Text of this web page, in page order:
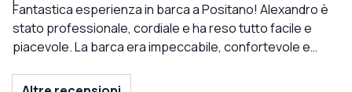
Fantastica esperienza in barca a Positano! Alexandro è
stato professionale, cordiale e ha reso tutto facile e
piacevole. La barca era impeccabile, confortevole e
raccomandato per chiunque cerchi una giornata